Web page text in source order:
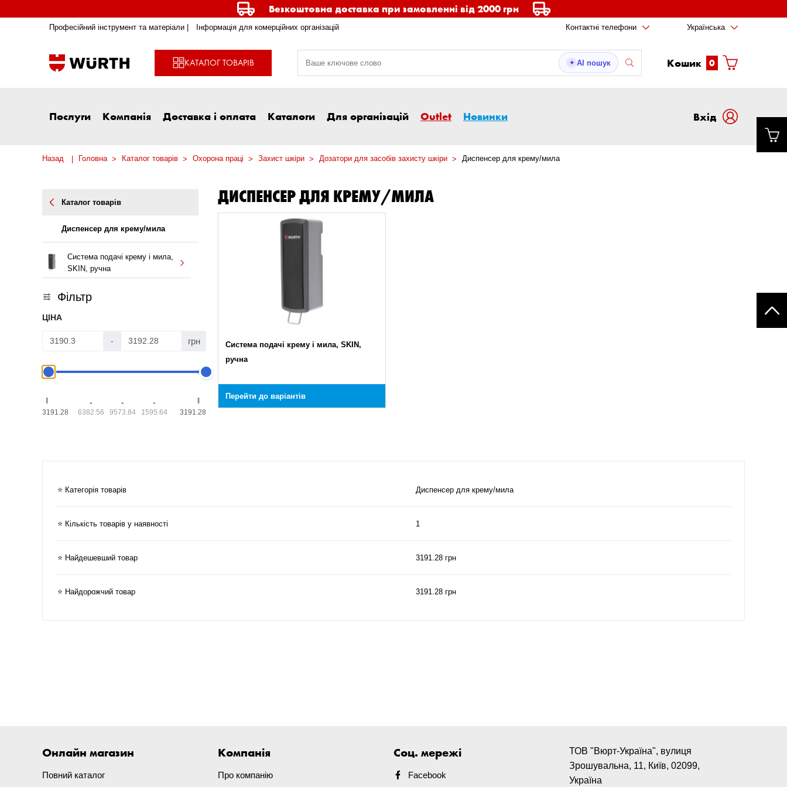
Безкоштовна доставка при замовленні від 2000 грн
Професійний інструмент та матеріали | Інформація для комерційних організацій Контактні телефони Українська
КАТАЛОГ ТОВАРІВ ✦ AI пошук Кошик 0
Послуги Компанія Доставка і оплата Каталоги Для організацій Outlet Новинки Вxід
Назад Головна Каталог товарів Охорона праці Захист шкіри Дозатори для засобів захисту шкіри Диспенсер для крему/мила
Каталог товарів
Диспенсер для крему/мила
Система подачі крему і мила,
SKIN, ручна
Фільтр
ЦІНА
- грн
3191.28 6382.56 9573.84 1595.64 3191.28
ДИСПЕНСЕР ДЛЯ КРЕМУ/МИЛА
Система подачі крему і мила, SKIN,
ручна
Перейти до варіантів
⭐ Категорія товарів Диспенсер для крему/мила
⭐ Кількість товарів у наявності 1
⭐ Найдешевший товар 3191.28 грн
⭐ Найдорожчий товар 3191.28 грн
Онлайн магазин
Повний каталог
Компанія
Про компанію
Соц. мережі
Facebook
ТОВ "Вюрт-Україна", вулиця
Зрошувальна, 11, Київ, 02099,
Україна